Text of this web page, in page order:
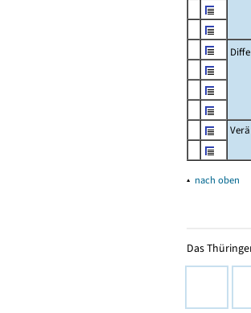
▴ nach oben
Das